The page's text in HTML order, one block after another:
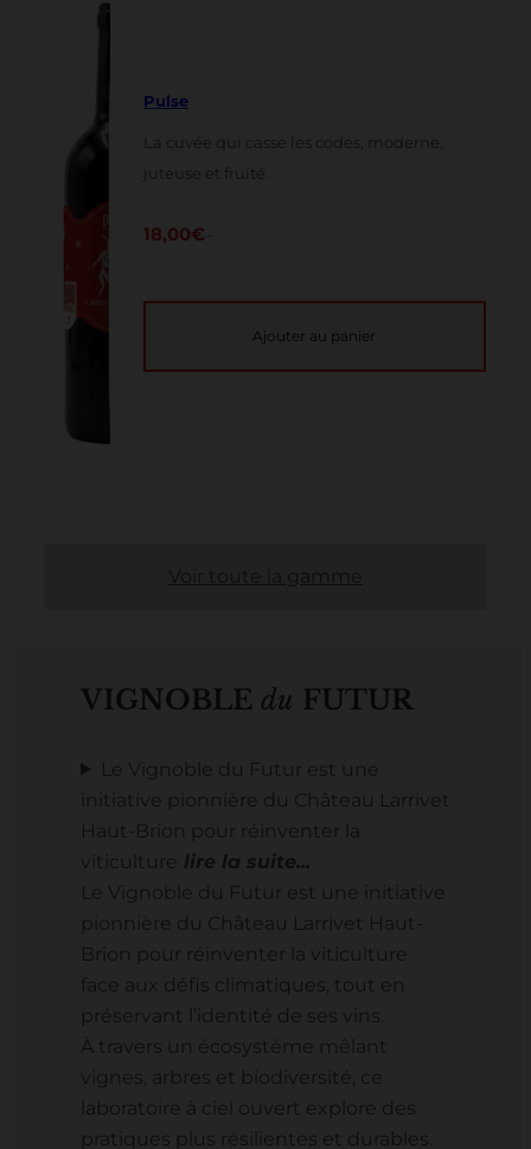
Pulse
La cuvée qui casse les codes, moderne,
juteuse et fruité.
18,00€
Ajouter au panier
VIGNOBLE du FUTUR
Le Vignoble du Futur est une
initiative pionnière du Château Larrivet
Haut-Brion pour réinventer la
viticulture
Le Vignoble du Futur est une initiative
pionnière du Château Larrivet Haut-
Brion pour réinventer la viticulture
face aux défis climatiques, tout en
préservant l’identité de ses vins.
À travers un écosystème mêlant
vignes, arbres et biodiversité, ce
laboratoire à ciel ouvert explore des
pratiques plus résilientes et durables.